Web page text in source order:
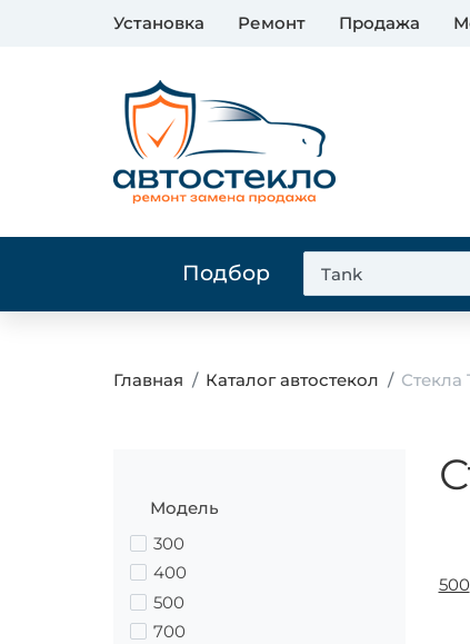
Установка Ремонт Продажа
Подбор
Главная Каталог автостекол Стекла
Модель
300
400
500
700
500